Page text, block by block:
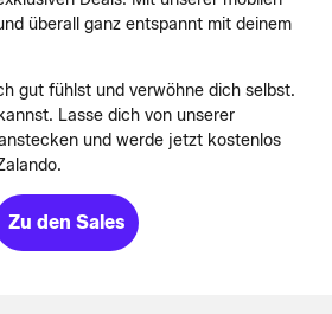
überall ganz entspannt mit deinem
gut fühlst und verwöhne dich selbst.
Lasse dich von unserer
und werde jetzt kostenlos
Zu den Sales